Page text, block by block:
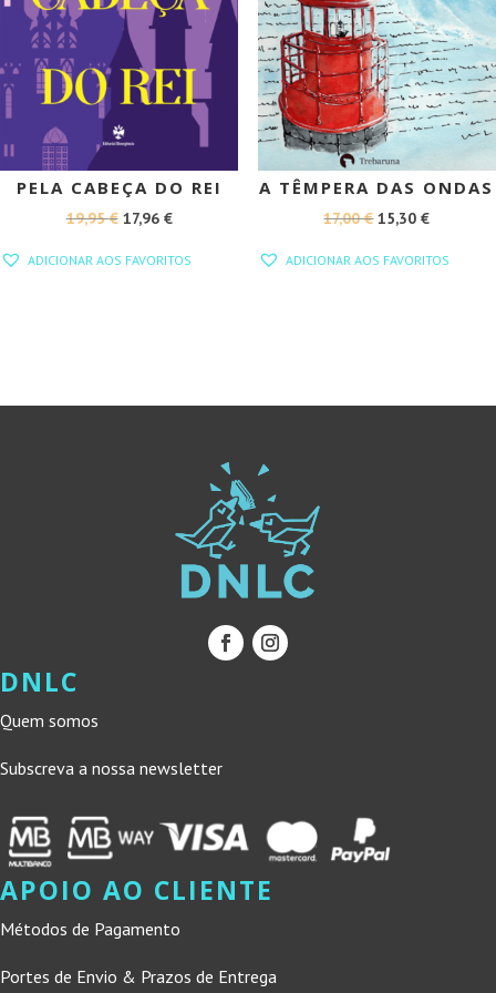
PELA CABEÇA DO REI
19,95€ O
17,96 €O
ADICIONAR AOS FAVORITOS
A TÊMPERA DAS ONDAS
17,00€O
15,30€O
ADICIONAR AOS FAVORITOS
DNLC
Quem somos
Subscreva a nossa newsletter
APOIO AO CLIENTE
Métodos de Pagamento
Portes de Envio & Prazos de Entrega